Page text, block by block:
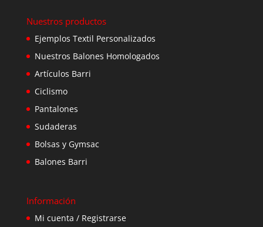
Nuestros productos
Ejemplos Textil Personalizados
Nuestros Balones Homologados
Artículos Barri
Ciclismo
Pantalones
Sudaderas
Bolsas y Gymsac
Balones Barri
Información
Mi cuenta / Registrarse